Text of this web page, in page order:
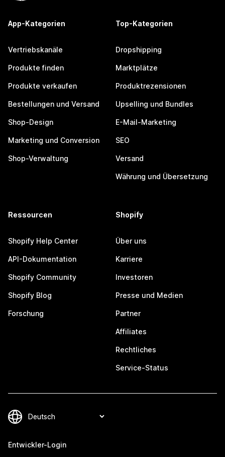
App-Kategorien
Vertriebskanäle
Produkte finden
Produkte verkaufen
Bestellungen und Versand
Shop-Design
Marketing und Conversion
Shop-Verwaltung
Top-Kategorien
Dropshipping
Marktplätze
Produktrezensionen
Upselling und Bundles
E-Mail-Marketing
SEO
Versand
Währung und Übersetzung
Ressourcen
Shopify Help Center
API-Dokumentation
Shopify Community
Shopify Blog
Forschung
Shopify
Über uns
Karriere
Investoren
Presse und Medien
Partner
Affiliates
Rechtliches
Service-Status
Entwickler-Login